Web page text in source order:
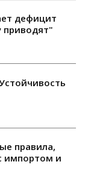
дефицит
приводят"
правила,
импортом и